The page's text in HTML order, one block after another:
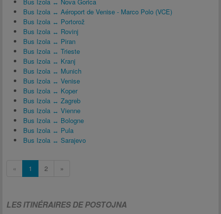
Bus Izola ↔ Aéroport de Venise - Marco Polo (VCE)
Bus Izola ↔ Portorož
Bus Izola ↔ Rovinj
Bus Izola ↔ Piran
Bus Izola ↔ Trieste
Bus Izola ↔ Kranj
Bus Izola ↔ Munich
Bus Izola ↔ Venise
Bus Izola ↔ Koper
Bus Izola ↔ Zagreb
Bus Izola ↔ Vienne
Bus Izola ↔ Bologne
Bus Izola ↔ Pula
Bus Izola ↔ Sarajevo
« 1 2 »
LES ITINÉRAIRES DE POSTOJNA